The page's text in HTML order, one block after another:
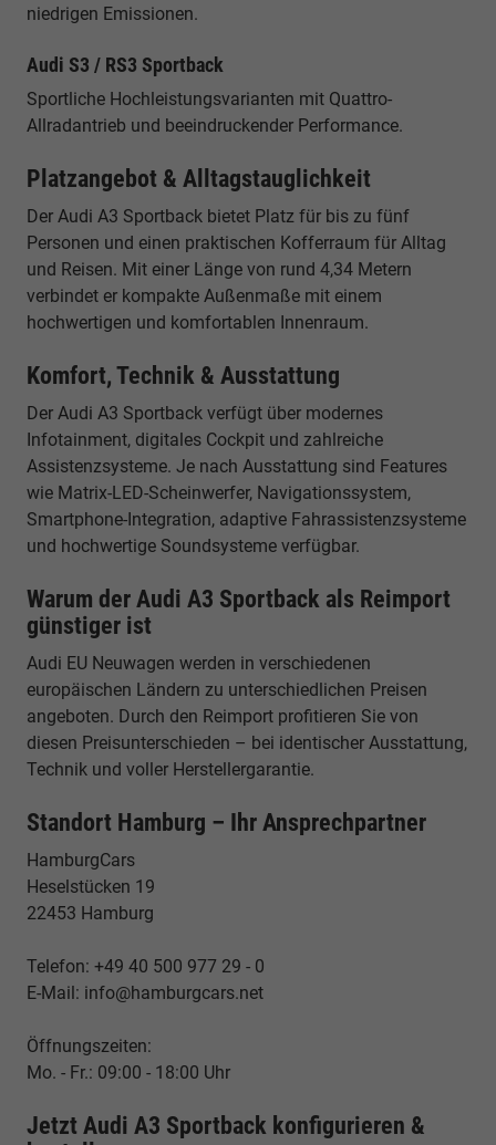
niedrigen Emissionen.
Audi S3 / RS3 Sportback
Sportliche Hochleistungsvarianten mit Quattro-
Allradantrieb und beeindruckender Performance.
Platzangebot & Alltagstauglichkeit
Der Audi A3 Sportback bietet Platz für bis zu fünf
Personen und einen praktischen Kofferraum für Alltag
und Reisen. Mit einer Länge von rund 4,34 Metern
verbindet er kompakte Außenmaße mit einem
hochwertigen und komfortablen Innenraum.
Komfort, Technik & Ausstattung
Der Audi A3 Sportback verfügt über modernes
Infotainment, digitales Cockpit und zahlreiche
Assistenzsysteme. Je nach Ausstattung sind Features
wie Matrix-LED-Scheinwerfer, Navigationssystem,
Smartphone-Integration, adaptive Fahrassistenzsysteme
und hochwertige Soundsysteme verfügbar.
Warum der Audi A3 Sportback als Reimport
günstiger ist
Audi EU Neuwagen werden in verschiedenen
europäischen Ländern zu unterschiedlichen Preisen
angeboten. Durch den Reimport profitieren Sie von
diesen Preisunterschieden – bei identischer Ausstattung,
Technik und voller Herstellergarantie.
Standort Hamburg – Ihr Ansprechpartner
HamburgCars
Heselstücken 19
22453 Hamburg
Telefon: +49 40 500 977 29 - 0
E-Mail: info@hamburgcars.net
Öffnungszeiten:
Mo. - Fr.: 09:00 - 18:00 Uhr
Jetzt Audi A3 Sportback konfigurieren &